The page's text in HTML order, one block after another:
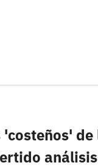
'costeños'